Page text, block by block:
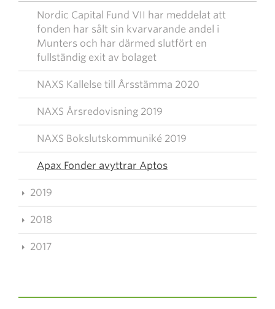
Nordic Capital Fund VII har meddelat att
fonden har sålt sin kvarvarande andel i
Munters och har därmed slutfört en
fullständig exit av bolaget
NAXS Kallelse till Årsstämma 2020
NAXS Årsredovisning 2019
NAXS Bokslutskommuniké 2019
Apax Fonder avyttrar Aptos
2019
2018
2017